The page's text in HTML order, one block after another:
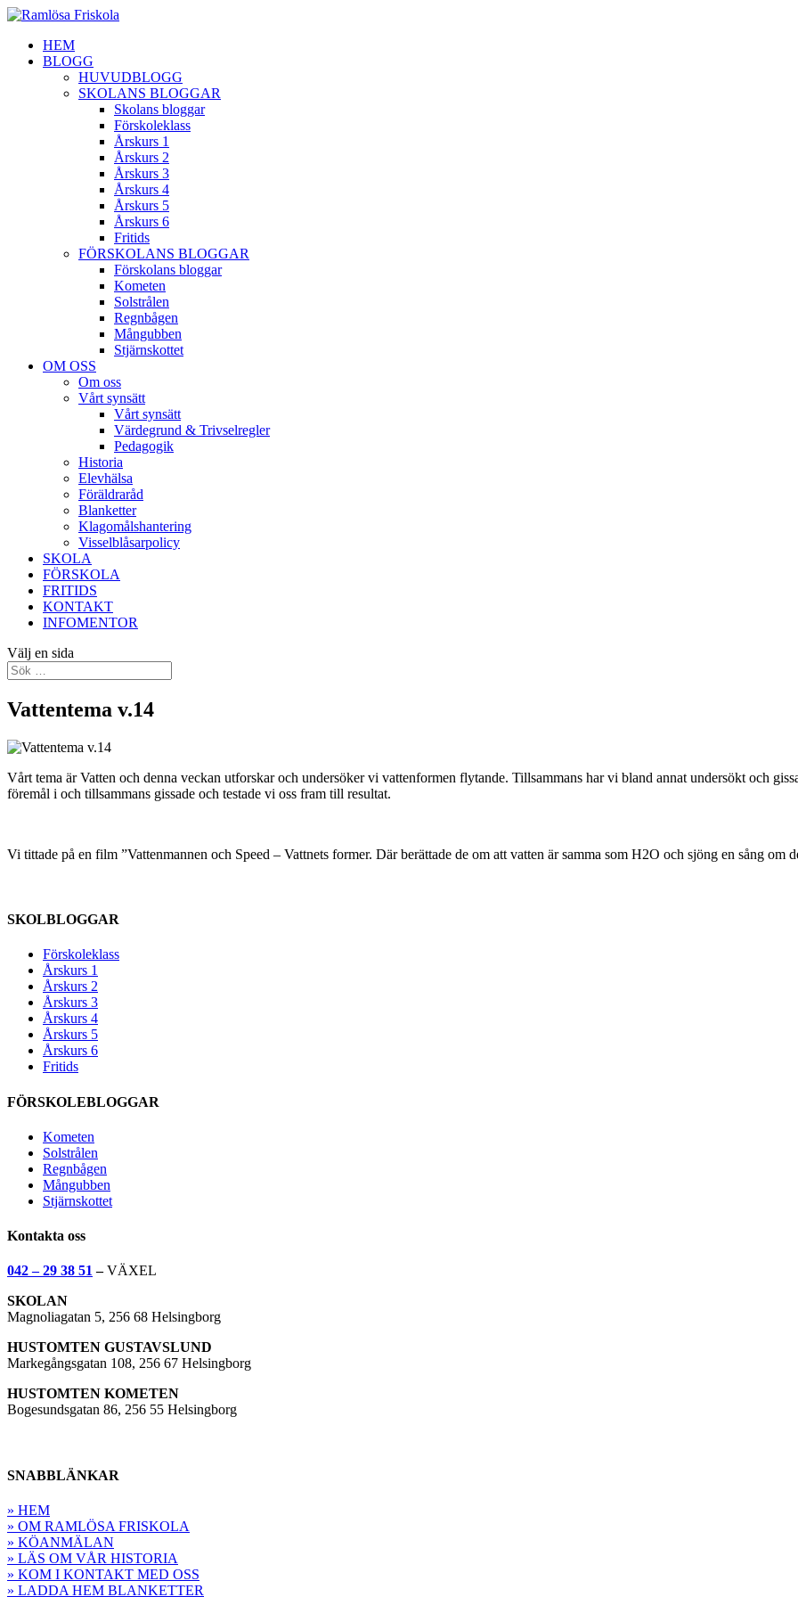
HEM
BLOGG
HUVUDBLOGG
SKOLANS BLOGGAR
Skolans bloggar
Förskoleklass
Årskurs 1
Årskurs 2
Årskurs 3
Årskurs 4
Årskurs 5
Årskurs 6
Fritids
FÖRSKOLANS BLOGGAR
Förskolans bloggar
Kometen
Solstrålen
Regnbågen
Mångubben
Stjärnskottet
OM OSS
Om oss
Vårt synsätt
Vårt synsätt
Värdegrund & Trivselregler
Pedagogik
Historia
Elevhälsa
Föräldraråd
Blanketter
Klagomålshantering
Visselblåsarpolicy
SKOLA
FÖRSKOLA
FRITIDS
KONTAKT
INFOMENTOR
Välj en sida
Vattentema v.14
Vårt tema är Vatten och denna veckan utforskar och undersöker vi vattenformen flytande. Tillsammans har vi bland annat undersökt och
föremål i och tillsammans gissade och testade vi oss fram till resultat.
Vi tittade på en film ”Vattenmannen och Speed – Vattnets former. Där berättade de om att vatten är samma som H2O och sjöng en sång om
SKOLBLOGGAR
Förskoleklass
Årskurs 1
Årskurs 2
Årskurs 3
Årskurs 4
Årskurs 5
Årskurs 6
Fritids
FÖRSKOLEBLOGGAR
Kometen
Solstrålen
Regnbågen
Mångubben
Stjärnskottet
Kontakta oss
042 – 29 38 51–VÄXEL
SKOLAN
Magnoliagatan 5, 256 68 Helsingborg
HUSTOMTEN GUSTAVSLUND
Markegångsgatan 108, 256 67 Helsingborg
HUSTOMTEN KOMETEN
Bogesundsgatan 86, 256 55 Helsingborg
SNABBLÄNKAR
» HEM
» OM RAMLÖSA FRISKOLA
» KÖANMÄLAN
» LÄS OM VÅR HISTORIA
» KOM I KONTAKT MED OSS
» LADDA HEM BLANKETTER